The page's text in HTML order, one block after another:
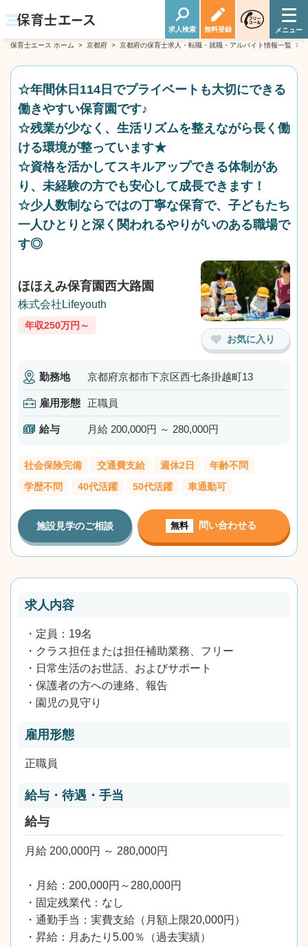
求人検索 無料登録
保育士エース ホーム > 京都府 > 京都府の保育士求人・転職・就職・アルバイト情報一覧 >
☆年間休日114日でプライベートも大切にできる
働きやすい保育園です♪
☆残業が少なく、生活リズムを整えながら長く働
ける環境が整っています★
☆資格を活かしてスキルアップできる体制があ
り、未経験の方でも安心して成長できます！
☆少人数制ならではの丁寧な保育で、子どもたち
一人ひとりと深く関われるやりがいのある職場で
す◎
お気に入り
ほほえみ保育園西大路園
株式会社Lifeyouth
年収250万円～
勤務地 京都府京都市下京区西七条掛越町13
雇用形態 正職員
給与 月給 200,000円 ～ 280,000円
社会保険完備 交通費支給 週休2日
年齢不問
学歴不問
40代活躍 50代活躍 車通勤可
施設見学のご相談 無料 問い合わせる
求人内容
・定員：19名
・クラス担任または担任補助業務、フリー
・日常生活のお世話、およびサポート
・保護者の方への連絡、報告
・園児の見守り
雇用形態
正職員
給与・待遇・手当
給与
月給 200,000円 ～ 280,000円
・月給：200,000円～280,000円
・固定残業代：なし
・通勤手当：実費支給（月額上限20,000円）
・昇給：月あたり5.00％（過去実績）